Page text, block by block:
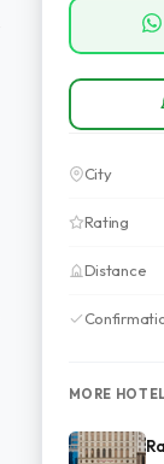
City
Rating
Distance
MORE